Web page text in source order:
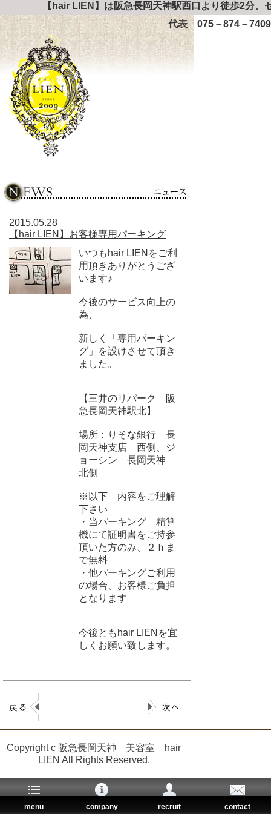
【hair LIEN】は阪急長岡天神駅西口より徒歩2分、
代表 075－874－7409
2015.05.28
【hair LIEN】お客様専用パーキング
いつもhair LIENをご利
用頂きありがとうござ
います♪
今後のサービス向上の
為、
新しく「専用パーキン
グ」を設けさせて頂き
ました。
【三井のリパーク 阪
急長岡天神駅北】
場所：りそな銀行 長
岡天神支店 西側、ジ
ョーシン 長岡天神
北側
※以下 内容をご理解
下さい
・当パーキング 精算
機にて証明書をご持参
頂いた方のみ、２ｈま
で無料
・他パーキングご利用
の場合、お客様ご負担
となります
今後ともhair LIENを宜
しくお願い致します。
Copyright c 阪急長岡天神 美容室 hair
LIEN All Rights Reserved.
menu company recruit contact